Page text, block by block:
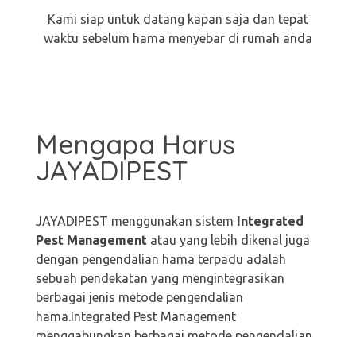
Kami siap untuk datang kapan saja dan tepat
waktu sebelum hama menyebar di rumah anda
Mengapa Harus
JAYADIPEST
JAYADIPEST menggunakan sistem Integrated
Pest Management atau yang lebih dikenal juga
dengan pengendalian hama terpadu adalah
sebuah pendekatan yang mengintegrasikan
berbagai jenis metode pengendalian
hama.Integrated Pest Management